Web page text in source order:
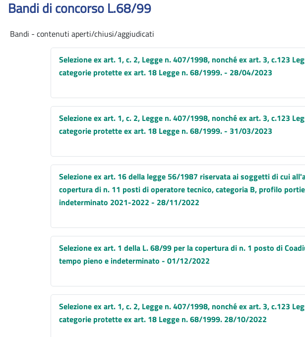
Bandi di concorso L.68/99
Bandi - contenuti aperti/chiusi/aggiudicati
Selezione ex art. 1, c. 2, Legge n. 407/1998, nonché ex art. 3, c.123
categorie protette ex art. 18 Legge n. 68/1999. - 28/04/2023
Selezione ex art. 1, c. 2, Legge n. 407/1998, nonché ex art. 3, c.123
categorie protette ex art. 18 Legge n. 68/1999. - 31/03/2023
Selezione ex art. 16 della legge 56/1987 riservata ai soggetti di cui
copertura di n. 11 posti di operatore tecnico, categoria B, profilo
indeterminato 2021-2022 - 28/11/2022
Selezione ex art. 1 della L. 68/99 per la copertura di n. 1 posto di
tempo pieno e indeterminato - 01/12/2022
Selezione ex art. 1, c. 2, Legge n. 407/1998, nonché ex art. 3, c.123
categorie protette ex art. 18 Legge n. 68/1999. 28/10/2022